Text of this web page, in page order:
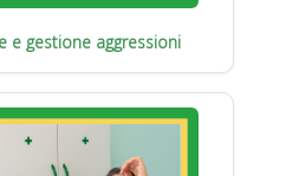
e gestione aggressioni